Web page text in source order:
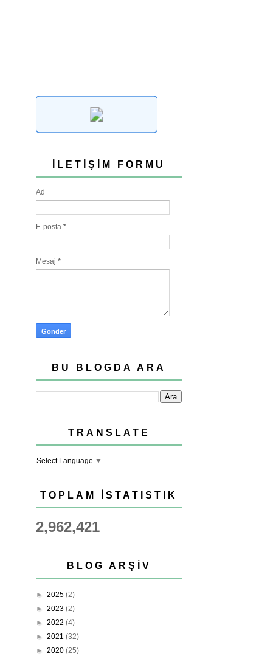
İLETIŞIM FORMU
Ad
E-posta *
Mesaj *
BU BLOGDA ARA
TRANSLATE
Select Language ▼
TOPLAM İSTATISTIK
2,962,421
BLOG ARŞIV
► 2025 (2)
► 2023 (2)
► 2022 (4)
► 2021 (32)
► 2020 (25)